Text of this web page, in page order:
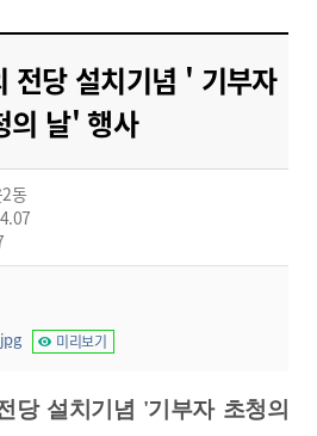
도
시
군
산
전당 설치기념 ' 기부자
의 날' 행사
동
미리보기
당 설치기념 '기부자 초청의